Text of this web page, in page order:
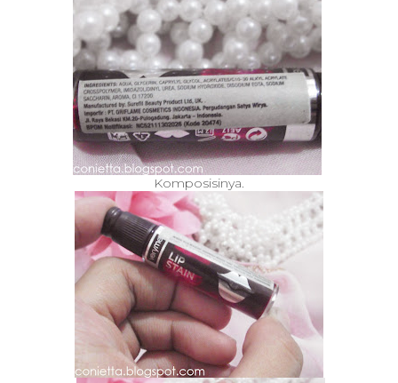
Komposisinya.